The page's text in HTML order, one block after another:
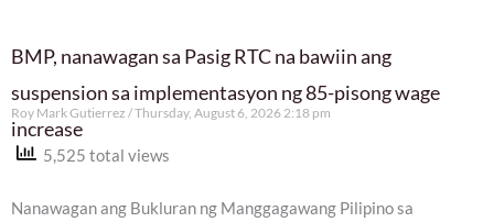
BMP, nanawagan sa Pasig RTC na bawiin ang
suspension sa implementasyon ng 85-pisong wage
increase
Roy Mark Gutierrez Thursday, August 6, 2026 2:18 pm
5,525 total views
Nanawagan ang Bukluran ng Manggagawang Pilipino sa